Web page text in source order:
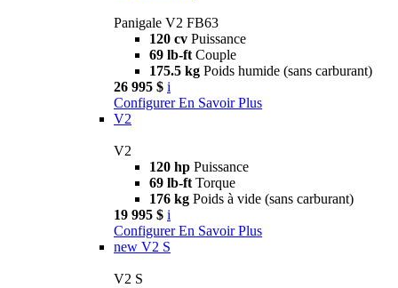
Panigale V2 FB63
120 cv Puissance
69 lb-ft Couple
175.5 kg Poids humide (sans carburant)
26 995 $ i
Configurer En Savoir Plus
V2
V2
120 hp Puissance
69 lb-ft Torque
176 kg Poids à vide (sans carburant)
19 995 $ i
Configurer En Savoir Plus
new V2 S
V2 S